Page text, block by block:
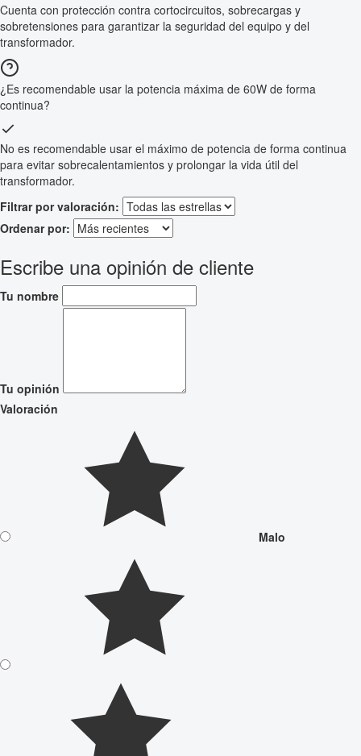
Cuenta con protección contra cortocircuitos, sobrecargas y
sobretensiones para garantizar la seguridad del equipo y del
transformador.
¿Es recomendable usar la potencia máxima de 60W de forma
continua?
No es recomendable usar el máximo de potencia de forma continua
para evitar sobrecalentamientos y prolongar la vida útil del
transformador.
Filtrar por valoración:
Ordenar por:
Escribe una opinión de cliente
Tu nombre
Tu opinión
Valoración
Malo